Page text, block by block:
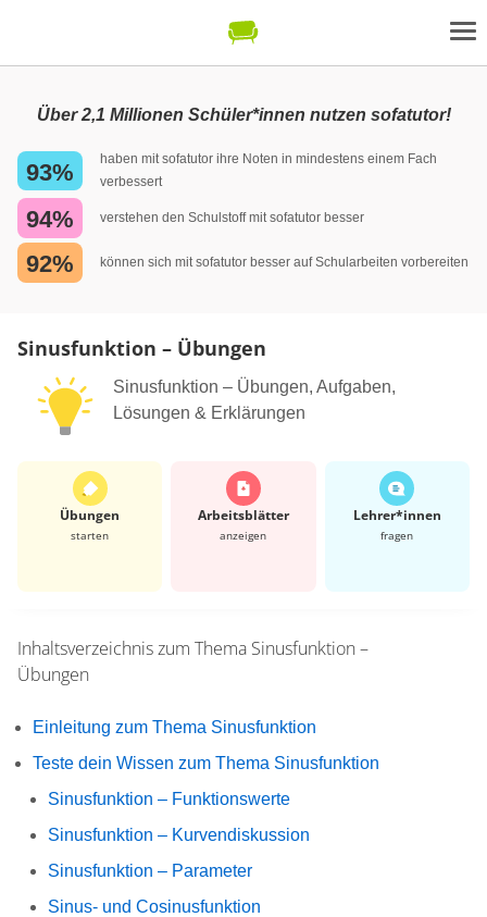
Über 2,1 Millionen Schüler*innen nutzen sofatutor!
93%
haben mit sofatutor ihre Noten in mindestens einem Fach
verbessert
94% verstehen den Schulstoff mit sofatutor besser
92% können sich mit sofatutor besser auf Schularbeiten vorbereiten
Sinusfunktion – Übungen
Sinusfunktion – Übungen, Aufgaben,
Lösungen & Erklärungen
Übungen
starten
Arbeits­blätter
anzeigen
Lehrer*​innen
fragen
Inhaltsverzeichnis zum Thema Sinusfunktion –
Übungen
Einleitung zum Thema Sinusfunktion
Teste dein Wissen zum Thema Sinusfunktion
Sinusfunktion – Funktionswerte
Sinusfunktion – Kurvendiskussion
Sinusfunktion – Parameter
Sinus- und Cosinusfunktion